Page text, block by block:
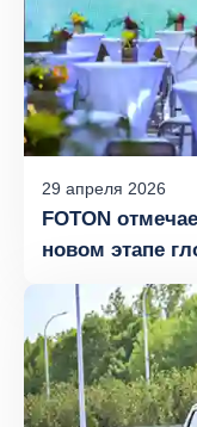
29 апреля 2026
FOTON
новом этапе